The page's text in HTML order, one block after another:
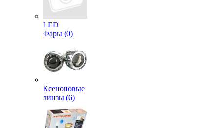
LED
Фары (0)
Ксеноновые
линзы (6)